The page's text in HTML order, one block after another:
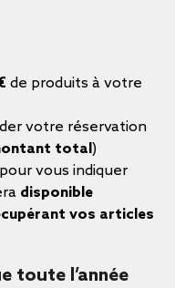
de produits à votre
votre réservation
total)
vous indiquer
disponible
vos articles
toute l’année